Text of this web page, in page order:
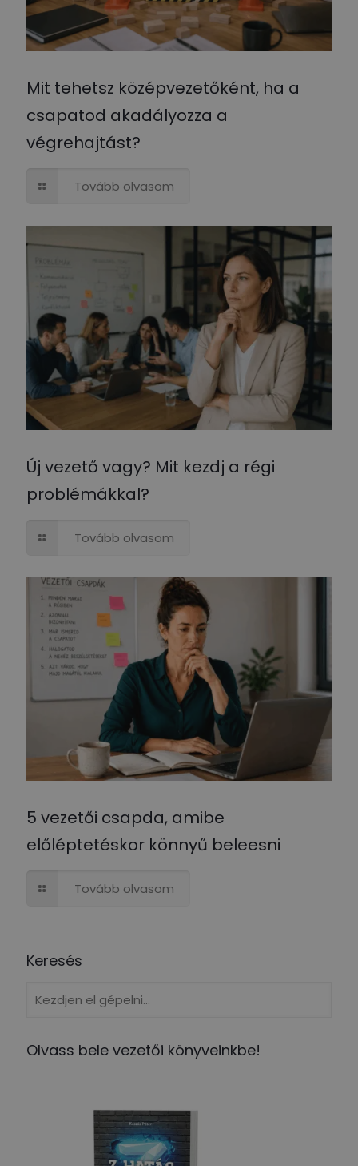
Mit tehetsz középvezetőként, ha a
csapatod akadályozza a
végrehajtást?
Tovább olvasom
Új vezető vagy? Mit kezdj a régi
problémákkal?
Tovább olvasom
5 vezetői csapda, amibe
előléptetéskor könnyű beleesni
Tovább olvasom
Keresés
Olvass bele vezetői könyveinkbe!